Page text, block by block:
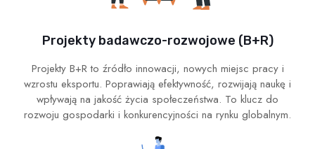
Projekty badawczo-rozwojowe (B+R)
Projekty B+R to źródło innowacji, nowych miejsc pracy i
wzrostu eksportu. Poprawiają efektywność, rozwijają naukę i
wpływają na jakość życia społeczeństwa. To klucz do
rozwoju gospodarki i konkurencyjności na rynku globalnym.